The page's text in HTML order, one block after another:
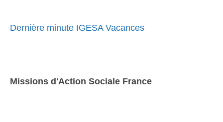
Dernière minute IGESA Vacances
Missions d'Action Sociale France